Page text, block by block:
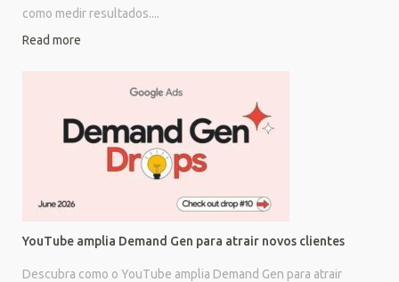
como medir resultados....
Read more
YouTube amplia Demand Gen para atrair novos clientes
Descubra como o YouTube amplia Demand Gen para atrair